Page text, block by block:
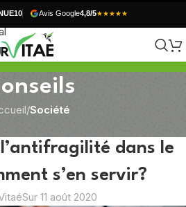
Avis Google4,8/5★★★★★
/Société
dans le
s’en servir?
Sur 11 août 2020